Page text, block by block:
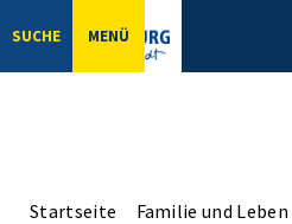
SUCHE MENÜ
Startseite Familie und Leben